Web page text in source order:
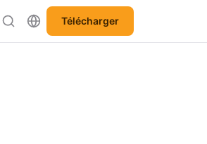
Télécharger